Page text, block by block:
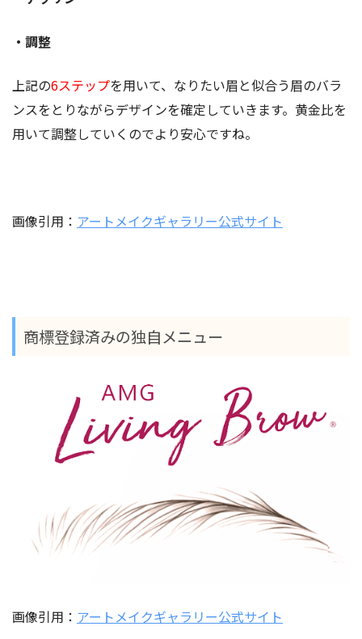
・調整
上記の6ステップを用いて、なりたい眉と似合う眉のバラ
ンスをとりながらデザインを確定していきます。黄金比を
用いて調整していくのでより安心ですね。
画像引用： アートメイクギャラリー公式サイト
商標登録済みの独自メニュー
画像引用： アートメイクギャラリー公式サイト